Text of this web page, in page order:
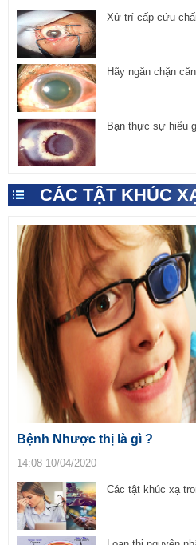
Xử trí cấp cứu
Hãy ngăn chặn
Bạn thực sự hiểu
CÁC TẬT KHÚC
Bệnh Nhược thị là gì ?
14:08 10/04/2020
Các tật khúc xạ